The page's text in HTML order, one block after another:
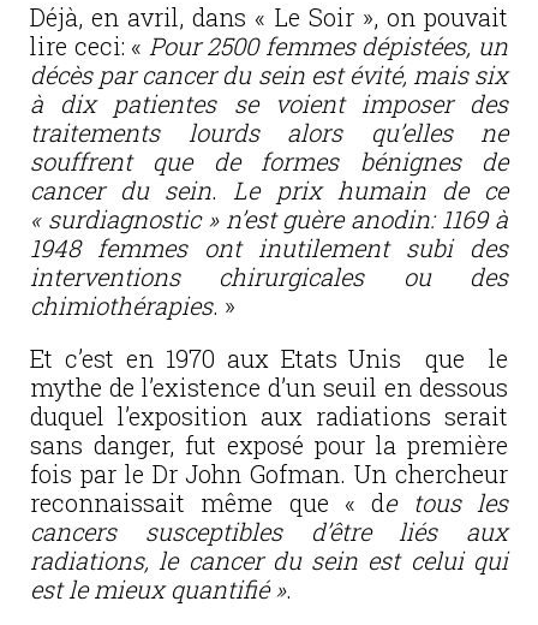
Déjà, en avril, dans « Le Soir », on pouvait
lire ceci: « Pour 2500 femmes dépistées, un
décès par cancer du sein est évité, mais six
à dix patientes se voient imposer des
traitements lourds alors qu’elles ne
souffrent que de formes bénignes de
cancer du sein. Le prix humain de ce
« surdiagnostic » n’est guère anodin: 1169 à
1948 femmes ont inutilement subi des
interventions chirurgicales ou des
chimiothérapies. »
Et c’est en 1970 aux Etats Unis que le
mythe de l’existence d’un seuil en dessous
duquel l’exposition aux radiations serait
sans danger, fut exposé pour la première
fois par le Dr John Gofman. Un chercheur
reconnaissait même que « de tous les
cancers susceptibles d’être liés aux
radiations, le cancer du sein est celui qui
est le mieux quantifié ».